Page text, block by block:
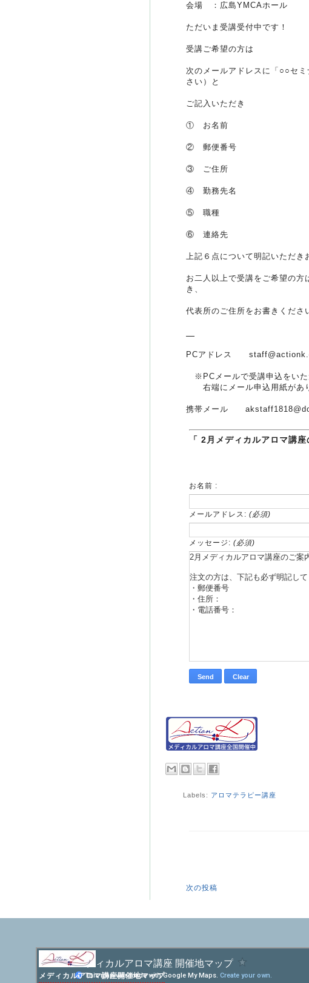
会場 ：広島YMCAホール
ただいま受講受付中です！
受講ご希望の方は
次のメールアドレスに「○○セ
さい）と
ご記入いただき
① お名前
② 郵便番号
③ ご住所
④ 勤務先名
⑤ 職種
⑥ 連絡先
上記６点について明記いただき
お二人以上で受講をご希望の
き、
代表所のご住所をお書きくださ
PCアドレス
※PCメールで受講申込をいた
右端にメール申込用紙があり
携帯メール
「 2月メディカルアロマ講座
お名前 :
メールアドレス: (必須)
メッセージ: (必須)
Labels: アロマテラピー講座
次の投稿
メディカルアロマ講座開催地マップ